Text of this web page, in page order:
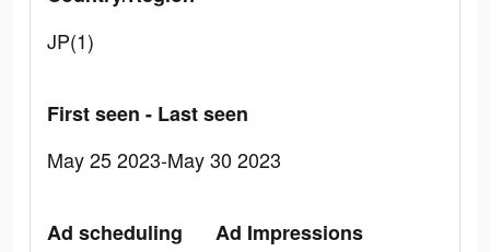
JP(1)
First seen - Last seen
May 25 2023-May 30 2023
Ad scheduling
Ad Impressions